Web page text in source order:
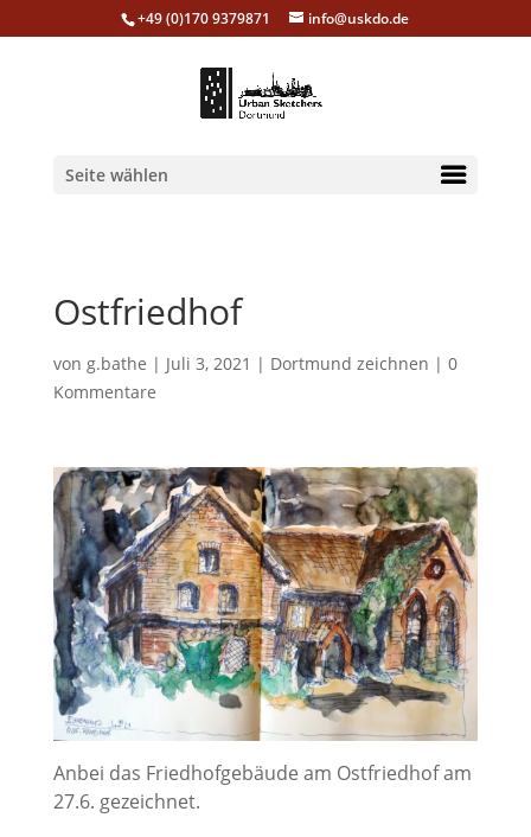
+49 (0)170 9379871 info@uskdo.de
Seite wählen
Ostfriedhof
von g.bathe | Juli 3, 2021 | Dortmund zeichnen | 0
Kommentare
Anbei das Friedhofgebäude am Ostfriedhof am
27.6. gezeichnet.